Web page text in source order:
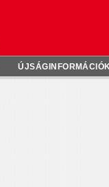
ÚJSÁGINFORMÁCIÓK